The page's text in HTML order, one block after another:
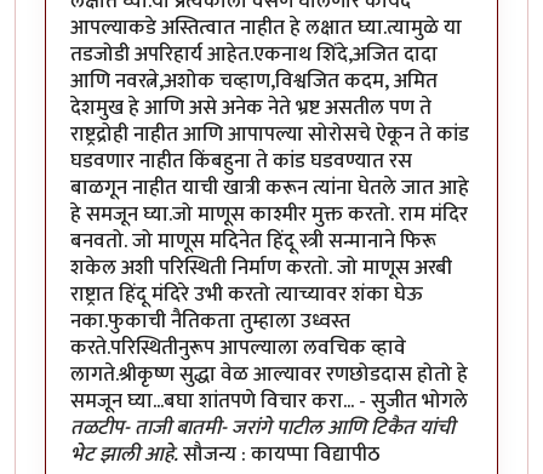
आपल्याकडे अस्तित्वात नाहीत हे लक्षात घ्या.त्यामुळे या
तडजोडी अपरिहार्य आहेत.एकनाथ शिंदे,अजित दादा
आणि नवरत्ने,अशोक चव्हाण,विश्वजित कदम, अमित
देशमुख हे आणि असे अनेक नेते भ्रष्ट असतील पण ते
राष्ट्रद्रोही नाहीत आणि आपापल्या सोरोसचे ऐकून ते कांड
घडवणार नाहीत किंबहुना ते कांड घडवण्यात रस
बाळगून नाहीत याची खात्री करून त्यांना घेतले जात आहे
हे समजून घ्या.जो माणूस काश्मीर मुक्त करतो. राम मंदिर
बनवतो. जो माणूस मदिनेत हिंदू स्त्री सन्मानाने फिरू
शकेल अशी परिस्थिती निर्माण करतो. जो माणूस अरबी
राष्ट्रात हिंदू मंदिरे उभी करतो त्याच्यावर शंका घेऊ
नका.फुकाची नैतिकता तुम्हाला उध्वस्त
करते.परिस्थितीनुरूप आपल्याला लवचिक व्हावे
लागते.श्रीकृष्ण सुद्धा वेळ आल्यावर रणछोडदास होतो हे
समजून घ्या...बघा शांतपणे विचार करा... - सुजीत भोगले
तळटीप- ताजी बातमी- जरांगे पाटील आणि टिकैत यांची
भेट झाली आहे.सौजन्य : कायप्पा विद्यापीठ